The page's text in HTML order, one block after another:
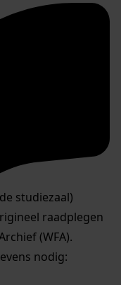
studiezaal)
raadplegen
(WFA).
nodig: